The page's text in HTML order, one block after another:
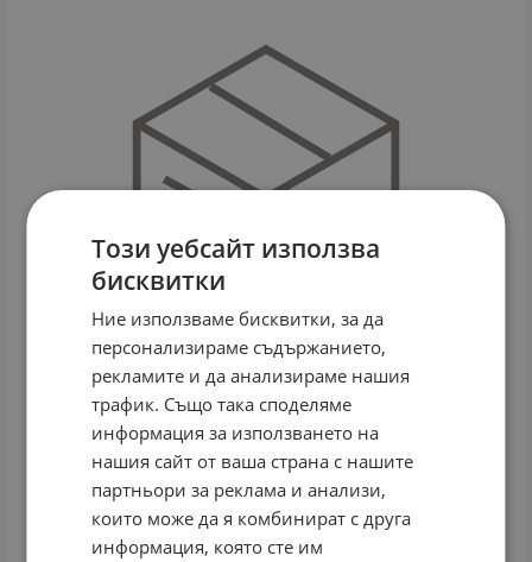
ДЕТСКИ ВЕЛОСИПЕД 14" RAPID BLUE
147.00 € / 287.51 лв.
Този уебсайт използва
бисквитки
Ние използваме бисквитки, за да
персонализираме съдържанието,
рекламите и да анализираме нашия
трафик. Също така споделяме
информация за използването на
нашия сайт от ваша страна с нашите
партньори за реклама и анализи,
които може да я комбинират с друга
информация, която сте им